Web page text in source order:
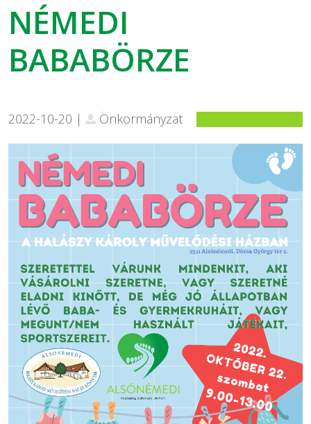
NÉMEDI
BABABÖRZE
2022-10-20 | Önkormányzat